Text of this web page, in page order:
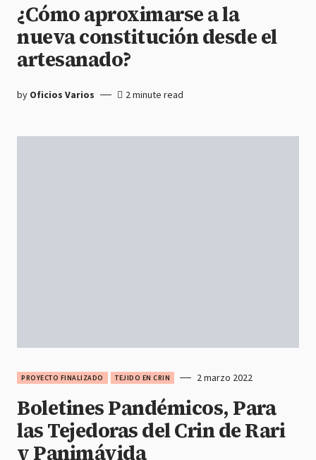
¿Cómo aproximarse a la
nueva constitución desde el
artesanado?
by Oficios Varios 2 minute read
PROYECTO FINALIZADO TEJIDO EN CRIN 2 marzo 2022
Boletines Pandémicos, Para
las Tejedoras del Crin de Rari
y Panimávida